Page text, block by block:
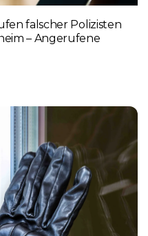
falscher Polizisten
– Angerufene